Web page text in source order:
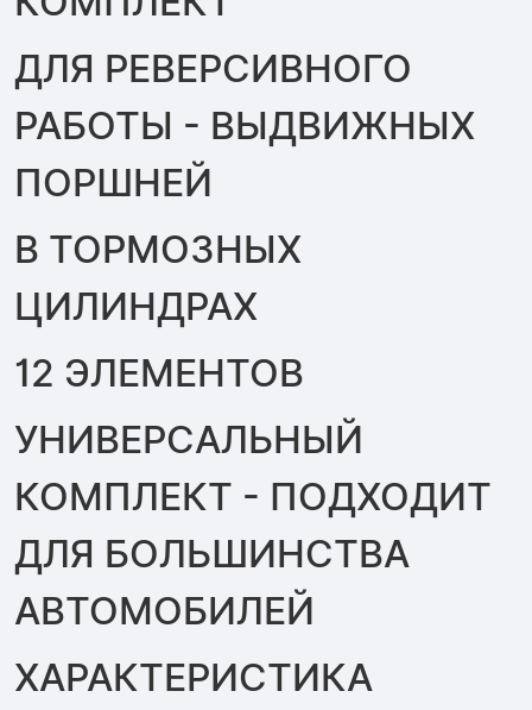
ДЛЯ РЕВЕРСИВНОГО
РАБОТЫ - ВЫДВИЖНЫХ
ПОРШНЕЙ
В ТОРМОЗНЫХ
ЦИЛИНДРАХ
12 ЭЛЕМЕНТОВ
УНИВЕРСАЛЬНЫЙ
КОМПЛЕКТ - ПОДХОДИТ
ДЛЯ БОЛЬШИНСТВА
АВТОМОБИЛЕЙ
ХАРАКТЕРИСТИКА